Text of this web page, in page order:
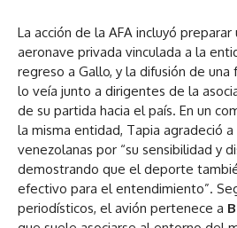
La acción de la AFA incluyó
aeronave privada vinculada a la
regreso a Gallo, y la difusión de
lo veía junto a dirigentes de la
de su partida hacia el país. En un
la misma entidad, Tapia agradeció
venezolanas por “su sensibilidad y
demostrando que el deporte
efectivo para el entendimiento”.
periodísticos, el avión pertenece a